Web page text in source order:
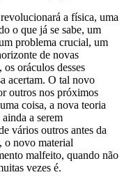
a física, uma
o que já se sabe, um
problema crucial, um
de novas
oráculos desses
acertam. O tal novo
outros nos próximos
coisa, a nova teoria
a serem
vários outros antes da
o novo material
malfeito, quando não
vezes é.